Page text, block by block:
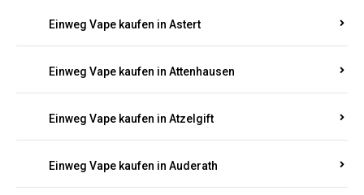
Einweg Vape kaufen in Astert
Einweg Vape kaufen in Attenhausen
Einweg Vape kaufen in Atzelgift
Einweg Vape kaufen in Auderath